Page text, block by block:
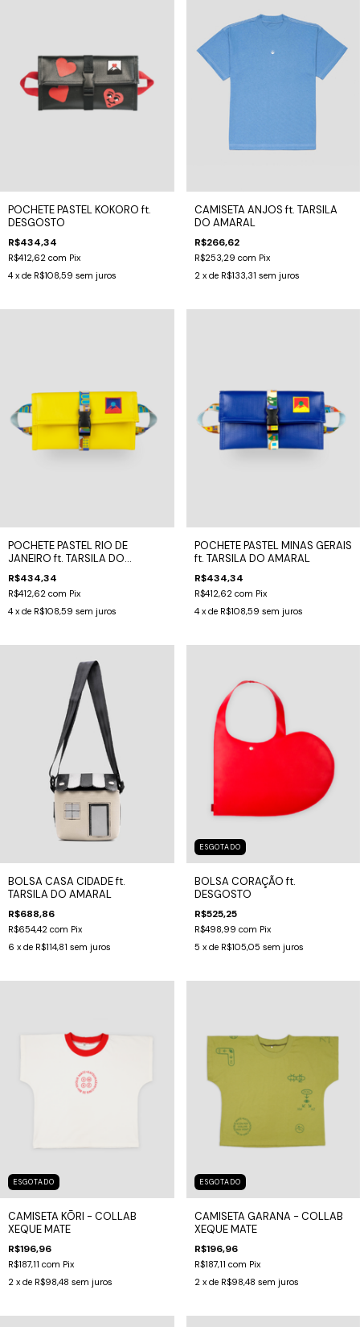
POCHETE PASTEL KOKORO ft.
DESGOSTO
R$434,34
R$412,62 com Pix
4 x de R$108,59 sem juros
CAMISETA ANJOS ft. TARSILA
DO AMARAL
R$266,62
R$253,29 com Pix
2 x de R$133,31 sem juros
POCHETE PASTEL RIO DE
JANEIRO ft. TARSILA DO
AMARAL
R$434,34
R$412,62 com Pix
4 x de R$108,59 sem juros
POCHETE PASTEL MINAS GERAIS
ft. TARSILA DO AMARAL
R$434,34
R$412,62 com Pix
4 x de R$108,59 sem juros
BOLSA CASA CIDADE ft.
TARSILA DO AMARAL
R$688,86
R$654,42 com Pix
6 x de R$114,81 sem juros
ESGOTADO
BOLSA CORAÇÃO ft.
DESGOSTO
R$525,25
R$498,99 com Pix
5 x de R$105,05 sem juros
ESGOTADO
CAMISETA KŌRI - COLLAB
XEQUE MATE
R$196,96
R$187,11 com Pix
2 x de R$98,48 sem juros
ESGOTADO
CAMISETA GARANA - COLLAB
XEQUE MATE
R$196,96
R$187,11 com Pix
2 x de R$98,48 sem juros